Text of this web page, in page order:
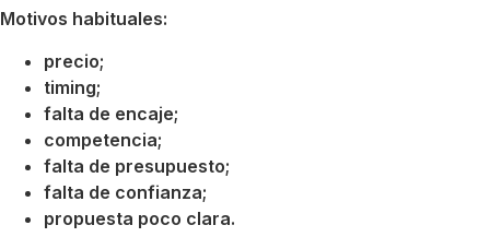
Motivos habituales:
precio;
timing;
falta de encaje;
competencia;
falta de presupuesto;
falta de confianza;
propuesta poco clara.